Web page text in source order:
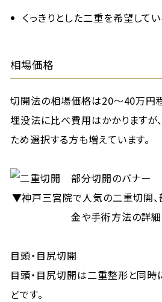
くっきりとした二重を希望して
相場価格
切開法の相場価格は20〜40万円
埋没法に比べ費用はかかりますが
ため選択する方も増えています。
▼神戸三宮院で人気の二重切開
金や手術方法の詳細
目頭・目尻切開
目頭・目尻切開は二重整形と同時
どです。